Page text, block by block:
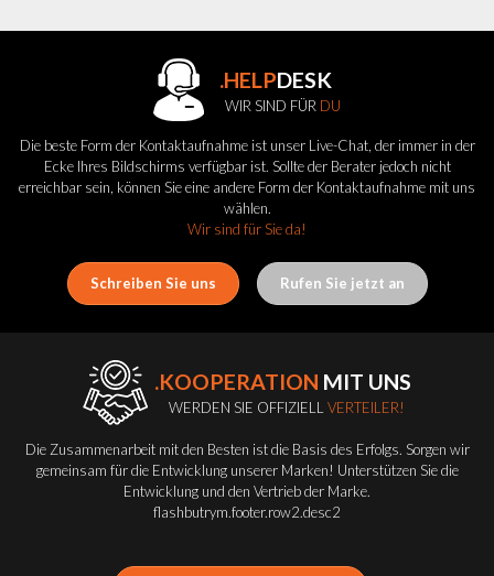
.HELPDESK
WIR SIND FÜR DU
Die beste Form der Kontaktaufnahme ist unser Live-Chat, der immer in der
Ecke Ihres Bildschirms verfügbar ist. Sollte der Berater jedoch nicht
erreichbar sein, können Sie eine andere Form der Kontaktaufnahme mit uns
wählen.
Wir sind für Sie da!
Schreiben Sie uns Rufen Sie jetzt an
.KOOPERATION MIT UNS
WERDEN SIE OFFIZIELLVERTEILER!
Die Zusammenarbeit mit den Besten ist die Basis des Erfolgs. Sorgen wir
gemeinsam für die Entwicklung unserer Marken! Unterstützen Sie die
Entwicklung und den Vertrieb der Marke.
flashbutrym.footer.row2.desc2